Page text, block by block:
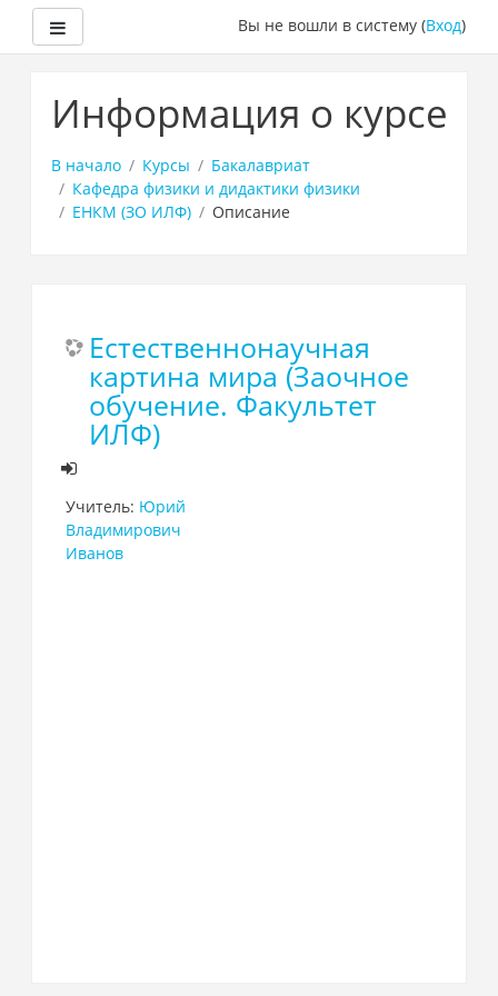
основному
Вы не вошли в систему (Вход)
Информация о курсе
В начало Курсы
Бакалавриат
Кафедра физики и дидактики физики
ЕНКМ (ЗО ИЛФ)
Описание
Естественнонаучная
картина мира (Заочное
обучение. Факультет
ИЛФ)
Учитель: Юрий
Владимирович
Иванов